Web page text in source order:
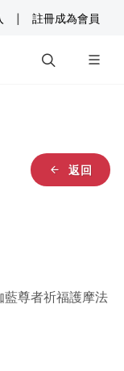
| 註冊成為會員
返回
藍尊者祈福護摩法